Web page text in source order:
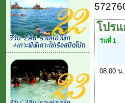
โปร
วันที่ 1
08.00 น.